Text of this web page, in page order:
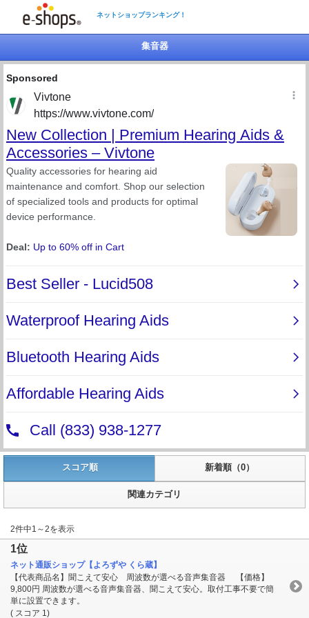
ネットショップランキング！
集音器
スコア順 新着順（0）
関連カテゴリ
2件中1～2を表示
1位
ネット通販ショップ【よろずや くら蔵】
【代表商品名】聞こえて安心 周波数が選べる音声集音器 【価格】
9,800円 周波数が選べる音声集音器、聞こえて安心。取付工事不要で簡
単に設置できます。
( スコア 1)